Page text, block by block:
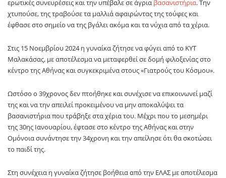
ερωτικές συνευρέσεις και την υπέβαλε σε άγρια βασανιστήρια. Την
χτυπούσε, της τραβούσε τα μαλλιά αφαιρώντας της τούφες και
έφθασε στο σημείο να της βγάλει ακόμα και τα νύχια από τα χέρια.
Στις 15 Νοεμβρίου 2024 η γυναίκα ζήτησε να φύγει από το ΚΥΤ
Μαλακάσας, με αποτέλεσμα να μεταφερθεί σε δομή φιλοξενίας στο
κέντρο της Αθήνας και συγκεκριμένα στους «Γιατρούς του Κόσμου».
Ωστόσο ο 39χρονος δεν πτοήθηκε και συνέχισε να επικοινωνεί μαζί
της και να την απειλεί προκειμένου να μην αποκαλύψει τα
βασανιστήρια που τράβηξε στα χέρια του. Μέχρι που το μεσημέρι
της 30ης Ιανουαρίου, έφτασε στο κέντρο της Αθήνας και στην
Ομόνοια συνάντησε την 34χρονη και την απείλησε ότι θα σκοτώσει
το παιδί της.
Στη συνέχεια η γυναίκα ζήτησε βοήθεια από την ΕΛΑΣ με αποτέλεσμα